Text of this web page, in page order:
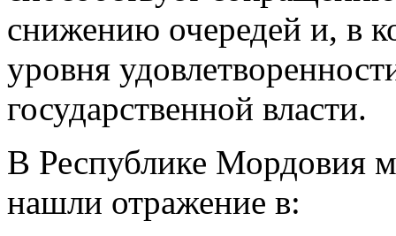
снижению очередей и, в
уровня
государственной власти.
В Республике Мордовия
нашли отражение в: